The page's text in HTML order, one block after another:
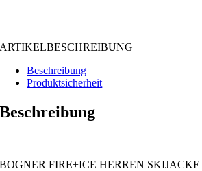
ARTIKELBESCHREIBUNG
Beschreibung
Produktsicherheit
Beschreibung
BOGNER FIRE+ICE HERREN SKIJACKE